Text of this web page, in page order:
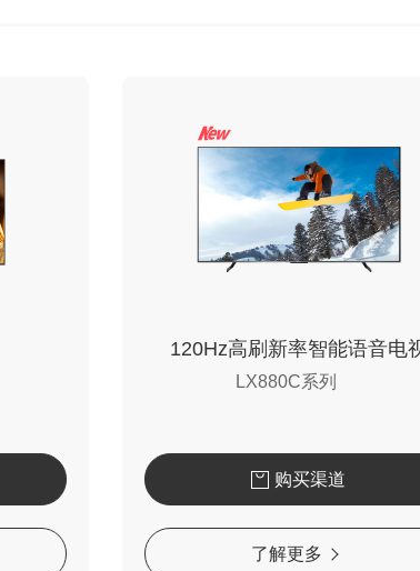
120Hz高刷新率智能语音电
LX880C系列
购买渠道
了解更多